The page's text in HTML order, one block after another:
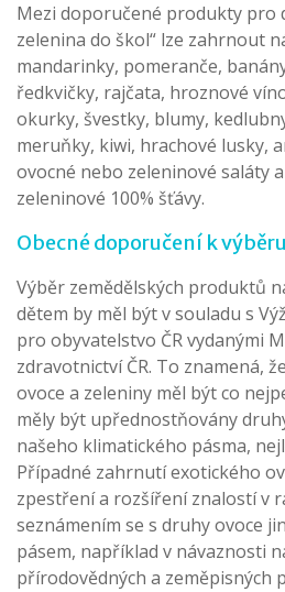
Mezi doporučené produkty pro
zelenina do škol“ lze zahrnout
mandarinky, pomeranče,
ředkvičky, rajčata, hroznové
okurky, švestky, blumy,
meruňky, kiwi, hrachové lusky,
ovocné nebo zeleninové saláty
zeleninové 100% šťávy.
Obecné doporučení k
Výběr zemědělských produktů
dětem by měl být v souladu s
pro obyvatelstvo ČR vydanými
zdravotnictví ČR. To znamená,
ovoce a zeleniny měl být co
měly být upřednostňovány
našeho klimatického pásma,
Případné zahrnutí exotického
zpestření a rozšíření znalostí v
seznámením se s druhy ovoce
pásem, například v návaznosti
přírodovědných a zeměpisných